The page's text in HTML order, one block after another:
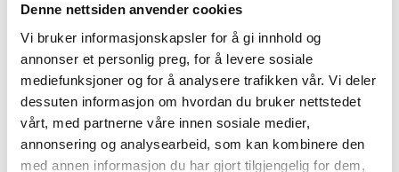
Denne nettsiden anvender cookies
Vi bruker informasjonskapsler for å gi innhold og
annonser et personlig preg, for å levere sosiale
mediefunksjoner og for å analysere trafikken vår. Vi deler
dessuten informasjon om hvordan du bruker nettstedet
vårt, med partnerne våre innen sosiale medier,
annonsering og analysearbeid, som kan kombinere den
med annen informasjon du har gjort tilgjengelig for dem,
Hos Blå Kurér kan du, helt gratis, opprette en bruker for å
kunne følge bestillingen, gjennomføringen og leveringen
online. Med ditt brukernavn og passord kan du enkelt
bestille transport ogbudtjenesternår behovet melder seg.
På vår kundeweb får du oversikt over kostnadene, og du
kan spore pakken din helt uten å være i kontakt med oss.